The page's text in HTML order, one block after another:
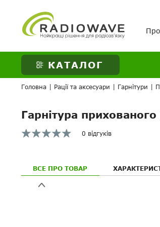
ВАШЕ
КАТАЛОГ
Головна Рації та аксесуари Гарнітури
Гарнітура
0 відгуків
ВСЕ ПРО ТОВАР